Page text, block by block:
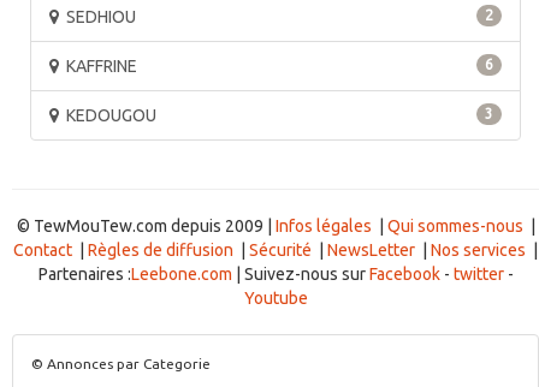
SEDHIOU 2
KAFFRINE 6
KEDOUGOU 3
© TewMouTew.com depuis 2009 | Infos légales Qui sommes-nous
Contact
Règles de diffusion Sécurité NewsLetter Nos services
Partenaires :Leebone.com | Suivez-nous surFacebook- twitter-
Youtube
© Annonces par Categorie